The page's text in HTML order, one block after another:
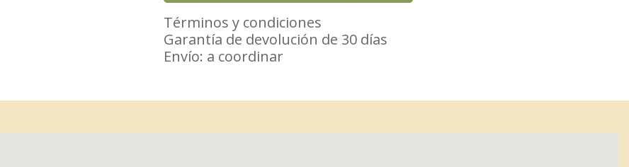
Términos y condiciones
Garantía de devolución de 30 días
Envío: a coordinar